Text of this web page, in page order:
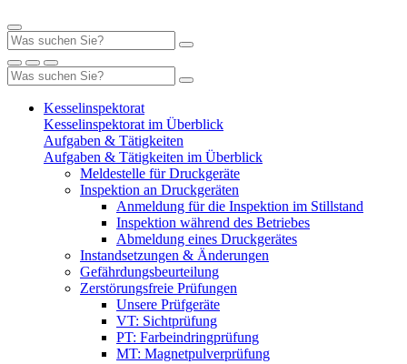
Kesselinspektorat
Kesselinspektorat im Überblick
Aufgaben & Tätigkeiten
Aufgaben & Tätigkeiten im Überblick
Meldestelle für Druckgeräte
Inspektion an Druckgeräten
Anmeldung für die Inspektion im Stillstand
Inspektion während des Betriebes
Abmeldung eines Druckgerätes
Instandsetzungen & Änderungen
Gefährdungsbeurteilung
Zerstörungsfreie Prüfungen
Unsere Prüfgeräte
VT: Sichtprüfung
PT: Farbeindringprüfung
MT: Magnetpulverprüfung